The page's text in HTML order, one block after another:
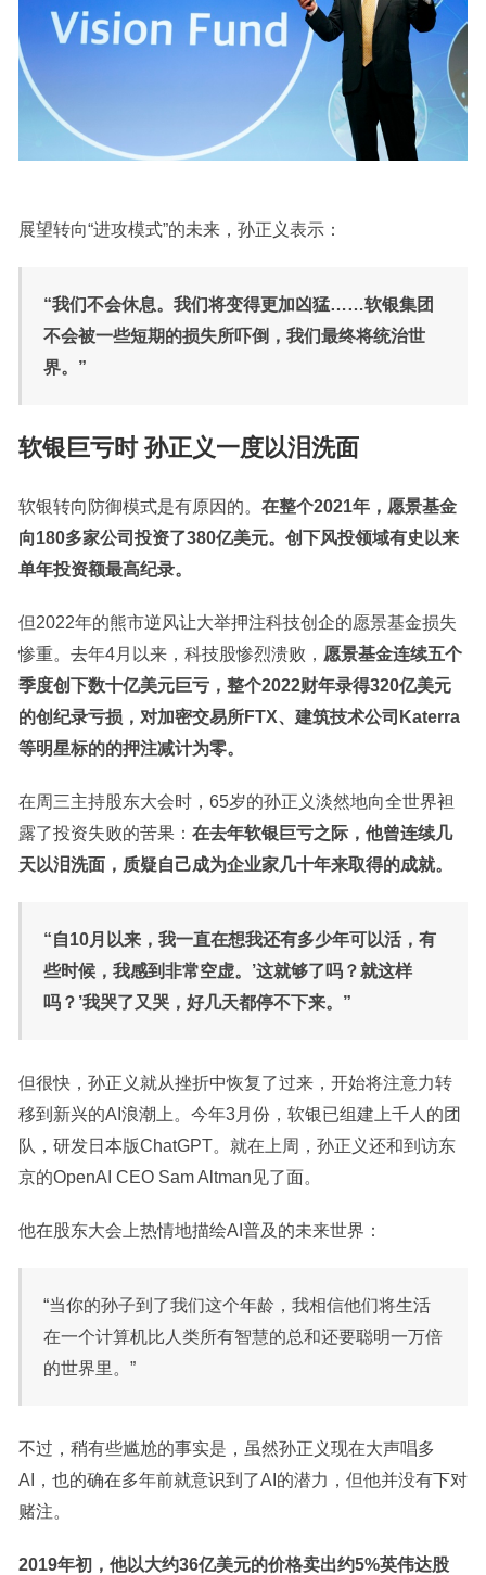
展望转向“进攻模式”的未来，孙正义表示：
“我们不会休息。我们将变得更加凶猛……软银集团
不会被一些短期的损失所吓倒，我们最终将统治世
界。”
软银巨亏时 孙正义一度以泪洗面
软银转向防御模式是有原因的。 在整个2021年，愿景基金
向180多家公司投资了380亿美元。创下风投领域有史以来
单年投资额最高纪录。
但2022年的熊市逆风让大举押注科技创企的愿景基金损失
惨重。去年4月以来，科技股惨烈溃败， 愿景基金连续五个
季度创下数十亿美元巨亏，整个2022财年录得320亿美元
的创纪录亏损，对加密交易所FTX、建筑技术公司Katerra
等明星标的的押注减计为零。
在周三主持股东大会时，65岁的孙正义淡然地向全世界袒
露了投资失败的苦果： 在去年软银巨亏之际，他曾连续几
天以泪洗面，质疑自己成为企业家几十年来取得的成就。
“自10月以来，我一直在想我还有多少年可以活，有
些时候，我感到非常空虚。’这就够了吗？就这样
吗？’我哭了又哭，好几天都停不下来。”
但很快，孙正义就从挫折中恢复了过来，开始将注意力转
移到新兴的AI浪潮上。今年3月份，软银已组建上千人的团
队，研发日本版ChatGPT。就在上周，孙正义还和到访东
京的OpenAI CEO Sam Altman见了面。
他在股东大会上热情地描绘AI普及的未来世界：
“当你的孙子到了我们这个年龄，我相信他们将生活
在一个计算机比人类所有智慧的总和还要聪明一万倍
的世界里。”
不过，稍有些尴尬的事实是，虽然孙正义现在大声唱多
AI，也的确在多年前就意识到了AI的潜力，但他并没有下对
赌注。
2019年初，他以大约36亿美元的价格卖出约5%英伟达股